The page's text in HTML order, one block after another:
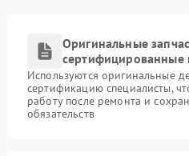
Оригинальные
сертифицированные
Используются оригинальные
сертификацию специалисты,
работу после ремонта и
обязательств